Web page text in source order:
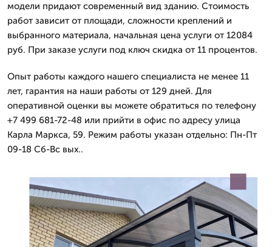
модели придают современный вид зданию. Стоимость
работ зависит от площади, сложности креплений и
выбранного материала, начальная цена услуги от 12084
руб. При заказе услуги под ключ скидка от 11 процентов.
Опыт работы каждого нашего специалиста не менее 11
лет, гарантия на наши работы от 129 дней. Для
оперативной оценки вы можете обратиться по телефону
+7 499 681-72-48 или прийти в офис по адресу улица
Карла Маркса, 59. Режим работы указан отдельно: Пн-Пт
09-18 Сб-Вс вых..